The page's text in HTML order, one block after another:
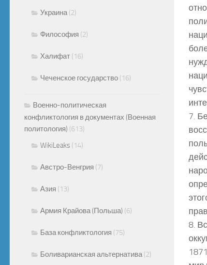
7.
8.
Украина (2)
Философия (2)
Халифат (16)
Чеченское государство (16)
Военно-политическая
конфликтология в документах (Военная
политология) (613)
WikiLeaks (14)
Австро-Венгрия (7)
Азия (13)
Армия Крайова (Польша) (6)
База конфликтология (75)
Боливарианская альтернатива (2)